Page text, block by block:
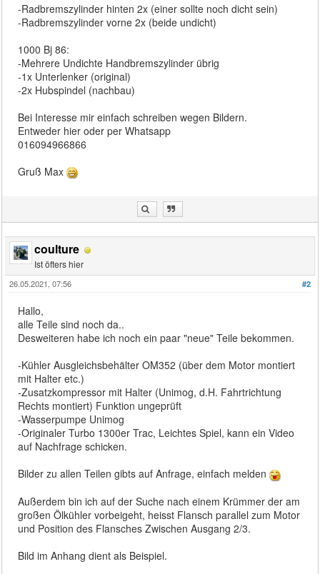
-Radbremszylinder hinten 2x (einer sollte noch dicht sein)
-Radbremszylinder vorne 2x (beide undicht)
1000 Bj 86:
-Mehrere Undichte Handbremszylinder übrig
-1x Unterlenker (original)
-2x Hubspindel (nachbau)
Bei Interesse mir einfach schreiben wegen Bildern.
Entweder hier oder per Whatsapp
016094966866
Gruß Max
coulture
Ist öfters hier
#2
26.05.2021, 07:56
Hallo,
alle Teile sind noch da..
Desweiteren habe ich noch ein paar "neue" Teile bekommen.
-Kühler Ausgleichsbehälter OM352 (über dem Motor montiert
mit Halter etc.)
-Zusatzkompressor mit Halter (Unimog, d.H. Fahrtrichtung
Rechts montiert) Funktion ungeprüft
-Wasserpumpe Unimog
-Originaler Turbo 1300er Trac, Leichtes Spiel, kann ein Video
auf Nachfrage schicken.
Bilder zu allen Teilen gibts auf Anfrage, einfach melden
Außerdem bin ich auf der Suche nach einem Krümmer der am
großen Ölkühler vorbeigeht, heisst Flansch parallel zum Motor
und Position des Flansches Zwischen Ausgang 2/3.
Bild im Anhang dient als Beispiel.